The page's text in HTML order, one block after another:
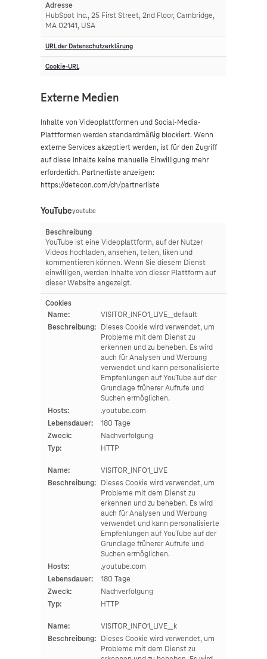
Adresse
HubSpot Inc., 25 First Street, 2nd Floor, Cambridge,
MA 02141, USA
URL der Datenschutzerklärung
Cookie-URL
Externe Medien
Inhalte von Videoplattformen und Social-Media-
Plattformen werden standardmäßig blockiert. Wenn
externe Services akzeptiert werden, ist für den Zugriff
auf diese Inhalte keine manuelle Einwilligung mehr
erforderlich. Partnerliste anzeigen:
https://detecon.com/ch/partnerliste
YouTubeyoutube
Beschreibung
YouTube ist eine Videoplattform, auf der Nutzer
Videos hochladen, ansehen, teilen, liken und
kommentieren können. Wenn Sie diesem Dienst
einwilligen, werden Inhalte von dieser Plattform auf
dieser Website angezeigt.
Cookies
Name:
VISITOR_INFO1_LIVE__default
Beschreibung: Dieses Cookie wird verwendet, um
Probleme mit dem Dienst zu
erkennen und zu beheben. Es wird
auch für Analysen und Werbung
verwendet und kann personalisierte
Empfehlungen auf YouTube auf der
Grundlage früherer Aufrufe und
Suchen ermöglichen.
Hosts:
.youtube.com
Lebensdauer:
180 Tage
Zweck:
Nachverfolgung
Typ:
HTTP
Name:
VISITOR_INFO1_LIVE
Beschreibung: Dieses Cookie wird verwendet, um
Probleme mit dem Dienst zu
erkennen und zu beheben. Es wird
auch für Analysen und Werbung
verwendet und kann personalisierte
Empfehlungen auf YouTube auf der
Grundlage früherer Aufrufe und
Suchen ermöglichen.
Hosts:
.youtube.com
Lebensdauer:
180 Tage
Zweck:
Nachverfolgung
Typ:
HTTP
Name:
VISITOR_INFO1_LIVE__k
Beschreibung: Dieses Cookie wird verwendet, um
Probleme mit dem Dienst zu